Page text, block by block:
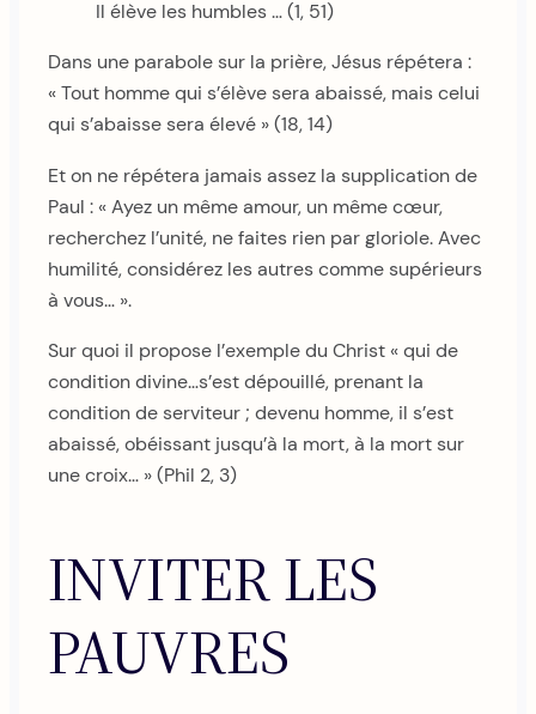
Il élève les humbles … (1, 51)
Dans une parabole sur la prière, Jésus répétera :
« Tout homme qui s’élève sera abaissé, mais celui
qui s’abaisse sera élevé » (18, 14)
Et on ne répétera jamais assez la supplication de
Paul : « Ayez un même amour, un même cœur,
recherchez l’unité, ne faites rien par gloriole. Avec
humilité, considérez les autres comme supérieurs
à vous… ».
Sur quoi il propose l’exemple du Christ « qui de
condition divine…s’est dépouillé, prenant la
condition de serviteur ; devenu homme, il s’est
abaissé, obéissant jusqu’à la mort, à la mort sur
une croix… » (Phil 2, 3)
INVITER LES
PAUVRES